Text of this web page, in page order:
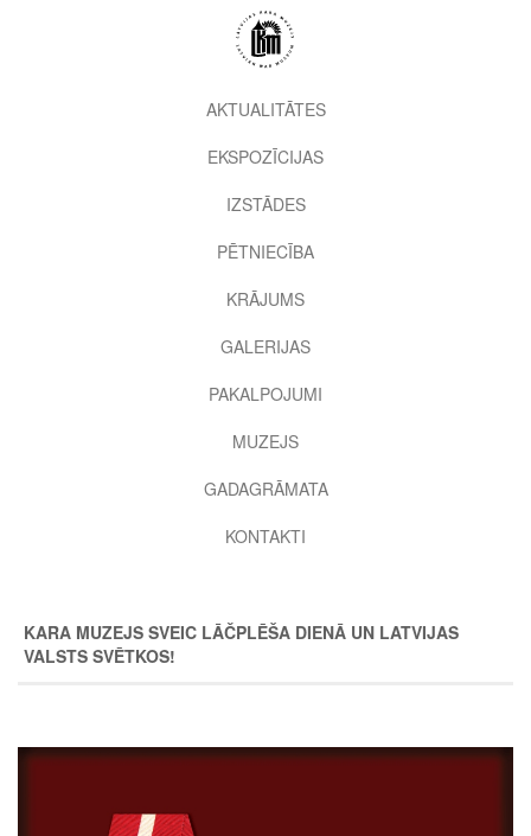
2nd
level
AKTUALITĀTES
EKSPOZĪCIJAS
IZSTĀDES
PĒTNIECĪBA
KRĀJUMS
GALERIJAS
PAKALPOJUMI
MUZEJS
GADAGRĀMATA
KONTAKTI
KARA MUZEJS SVEIC LĀČPLĒŠA DIENĀ UN LATVIJAS
VALSTS SVĒTKOS!
Image